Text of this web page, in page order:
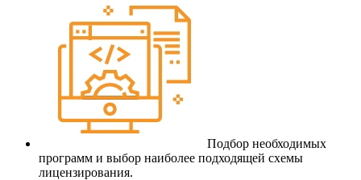
Подбор необходимых
программ и выбор наиболее подходящей схемы
лицензирования.